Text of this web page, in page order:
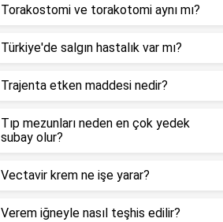
Torakostomi ve torakotomi aynı mı?
Türkiye'de salgın hastalık var mı?
Trajenta etken maddesi nedir?
Tıp mezunları neden en çok yedek
subay olur?
Vectavir krem ne işe yarar?
Verem iğneyle nasıl teşhis edilir?